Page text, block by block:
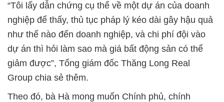
“Tôi lấy dẫn chứng cụ thể về một dự án của doanh
nghiệp để thấy, thủ tục pháp lý kéo dài gây hậu quả
như thế nào đến doanh nghiệp, và chi phí đội vào
dự án thì hỏi làm sao mà giá bất động sản có thể
giảm được”, Tổng giám đốc Thăng Long Real
Group chia sẻ thêm.
Theo đó, bà Hà mong muốn Chính phủ, chính